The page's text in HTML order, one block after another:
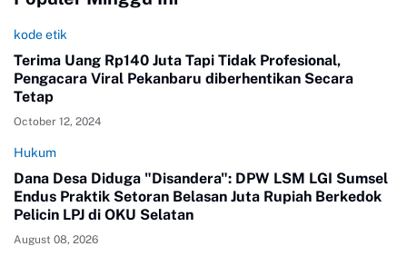
kode etik
Terima Uang Rp140 Juta Tapi Tidak Profesional,
Pengacara Viral Pekanbaru diberhentikan Secara
Tetap
October 12, 2024
Hukum
Dana Desa Diduga "Disandera": DPW LSM LGI Sumsel
Endus Praktik Setoran Belasan Juta Rupiah Berkedok
Pelicin LPJ di OKU Selatan
August 08, 2026